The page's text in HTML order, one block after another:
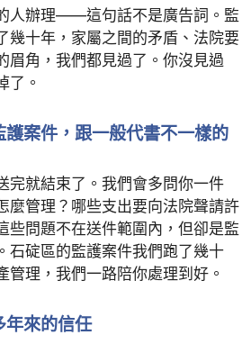
人辦理——這句話不是廣告詞。監
幾十年，家屬之間的矛盾、法院要
眉角，我們都見過了。你沒見過
了。
案件，跟一般代書不一樣的
完就結束了。我們會多問你一件
麼管理？哪些支出要向法院聲請許
些問題不在送件範圍內，但卻是監
石碇區的監護案件我們跑了幾十
管理，我們一路陪你處理到好。
年來的信任